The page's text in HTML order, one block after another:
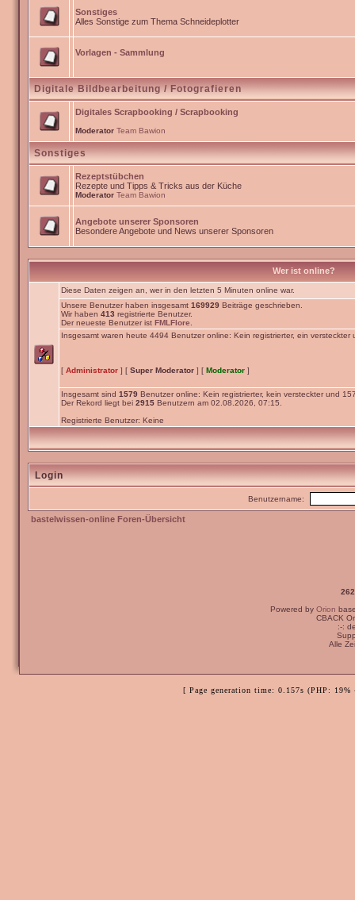
Sonstiges
Alles Sonstige zum Thema Schneideplotter
Vorlagen - Sammlung
Digitale Bildbearbeitung / Fotografieren
Digitales Scrapbooking / Scrapbooking
Moderator Team Bawion
Sonstiges
Rezeptstübchen
Rezepte und Tipps & Tricks aus der Küche
Moderator Team Bawion
Angebote unserer Sponsoren
Besondere Angebote und News unserer Sponsoren
Wer ist online?
Diese Daten zeigen an, wer in den letzten 5 Minuten online war.
Unsere Benutzer haben insgesamt 169929 Beiträge geschrieben.
Wir haben 413 registrierte Benutzer.
Der neueste Benutzer ist FMLFlore
Insgesamt waren heute 4494 Benutzer online: Kein registrierter, ein versteckter
[ Administrator ] [ Super Moderator ] [ Moderator ]
Insgesamt sind 1579 Benutzer online: Kein registrierter, kein versteckter und
Der Rekord liegt bei 2915 Benutzern am 02.08.2026, 07:15.
Registrierte Benutzer: Keine
Login
Benutzername:
bastelwissen-online Foren-Übersicht
Powered by Orion
CBACK
:-:
Alle
[ Page generation time: 0.157s (PHP: